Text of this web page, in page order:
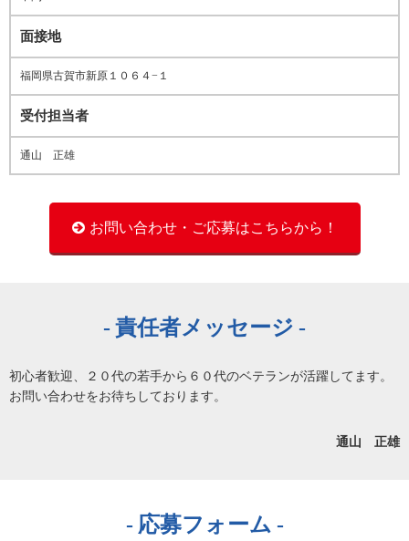
面接地
福岡県古賀市新原１０６４−１
受付担当者
通山 正雄
お問い合わせ・ご応募はこちらから！
責任者メッセージ
初心者歓迎、２０代の若手から６０代のベテランが活躍してます。
お問い合わせをお待ちしております。
通山 正雄
応募フォーム